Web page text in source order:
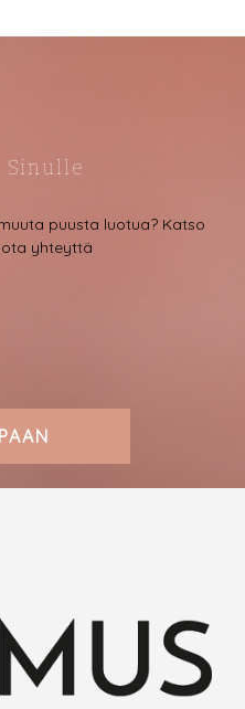
Sinulle
puusta luotua? Katso
yhteyttä